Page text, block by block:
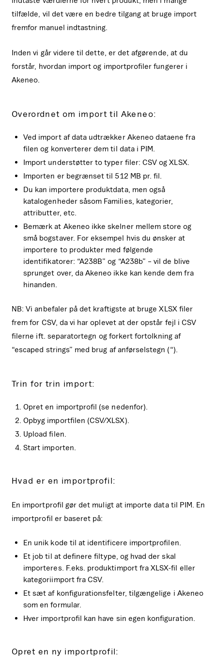
tilfælde, vil det være en bedre tilgang at bruge import
fremfor manuel indtastning.
Inden vi går videre til dette, er det afgørende, at du
forstår, hvordan import og importprofiler fungerer i
Akeneo.
Overordnet om import til Akeneo:
Ved import af data udtrækker Akeneo dataene fra
filen og konverterer dem til data i PIM.
Import understøtter to typer filer: CSV og XLSX.
Importen er begrænset til 512 MB pr. fil.
Du kan importere produktdata, men også
katalogenheder såsom Families, kategorier,
attributter, etc.
Bemærk at Akeneo ikke skelner mellem store og
små bogstaver. For eksempel hvis du ønsker at
importere to produkter med følgende
identifikatorer: “A238B” og “A238b” – vil de blive
sprunget over, da Akeneo ikke kan kende dem fra
hinanden.
NB: Vi anbefaler på det kraftigste at bruge XLSX filer
frem for CSV, da vi har oplevet at der opstår fejl i CSV
filerne ift. separatortegn og forkert fortolkning af
“escaped strings” med brug af anførselstegn (“).
Trin for trin import:
Opret en importprofil (se nedenfor).
Opbyg importfilen (CSV/XLSX).
Upload filen.
Start importen.
Hvad er en importprofil:
En importprofil gør det muligt at importe data til PIM. En
importprofil er baseret på:
En unik kode til at identificere importprofilen.
Et job til at definere filtype, og hvad der skal
importeres. F.eks. produktimport fra XLSX-fil eller
kategoriimport fra CSV.
Et sæt af konfigurationsfelter, tilgængelige i Akeneo
som en formular.
Hver importprofil kan have sin egen konfiguration.
Opret en ny importprofil: